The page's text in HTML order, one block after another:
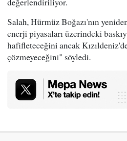
Salah, Hürmüz Boğazı'nın
enerji piyasaları üzerindeki
hafifleteceğini ancak
çözmeyeceğini" söyledi.